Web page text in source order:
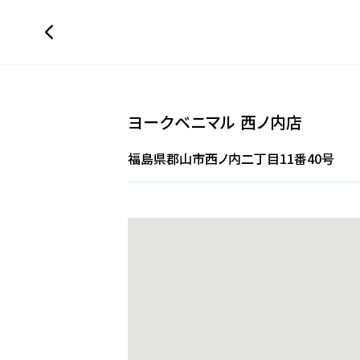
ヨークベニマル 西ノ内店
福島県郡山市西ノ内二丁目11番40号